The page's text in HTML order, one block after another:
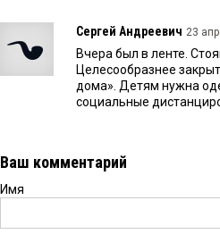
Сергей Андреевич 23
Вчера был в ленте.
Целесообразнее
дома». Детям нужна
социальные
Ваш комментарий
Имя